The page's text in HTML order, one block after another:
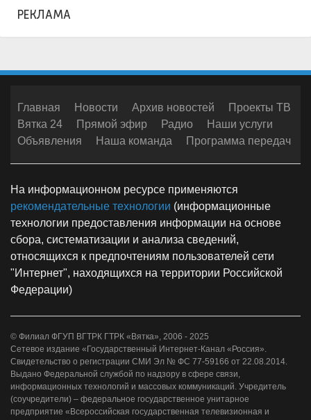
РЕКЛАМА
Главная Новости Архив новостей
Проекты ТВ
Вятка 24
Прямой эфир Радио
Наши услуги
Объявления
Наша команда Программа передач
На информационном ресурсе применяются
рекомендательные технологии (информационные
технологии предоставления информации на основе
сбора, систематизации и анализа сведений,
относящихся к предпочтениям пользователей сети
"Интернет", находящихся на территории Российской
Федерации)
© Филиал ФГУП ВГТРК ГТРК «Вятка», 2006 - 2025
Сетевое издание «Государственный Интернет-Канал «Россия».
Свидетельство о регистрации СМИ Эл № ФС 77-59166 от 22.08.2014.
Выдано Федеральной службой по надзору в сфере связи,
информационных технологий и массовых коммуникаций. Учредитель
(соучредители) – федеральное государственное унитарное
предприятие «Всероссийская государственная телевизионная и